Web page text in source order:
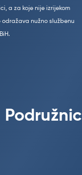
a za koje nije izrijekom
odražava nužno službenu